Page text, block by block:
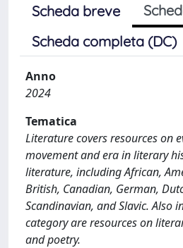
Scheda breve
Scheda completa (DC)
Anno
2024
Tematica
Literature covers resources on
movement and era in literary
literature, including African,
British, Canadian, German,
Scandinavian, and Slavic. Also
category are resources on
and poetry.